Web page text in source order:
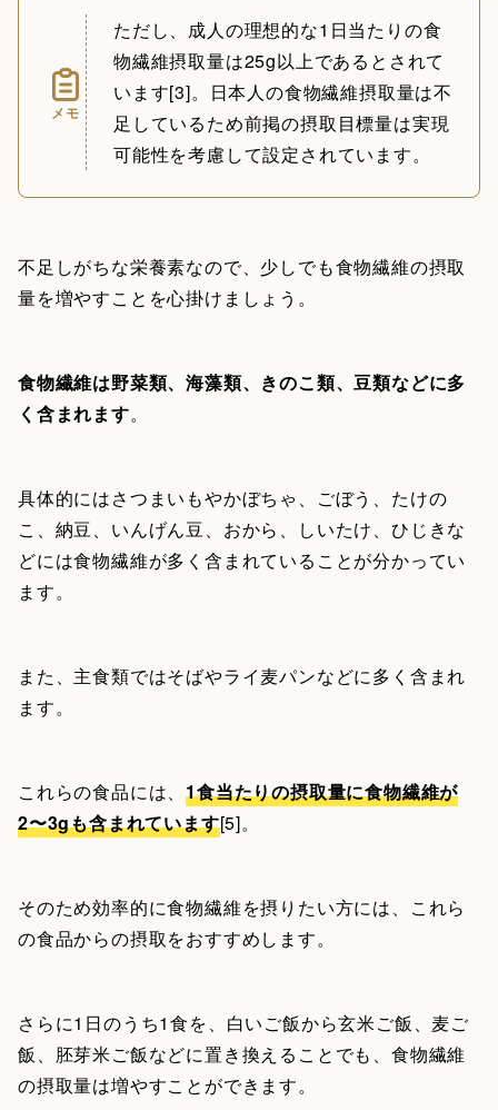
メモ
ただし、成人の理想的な1日当たりの食
物繊維摂取量は25g以上であるとされて
います[3]。日本人の食物繊維摂取量は不
足しているため前掲の摂取目標量は実現
可能性を考慮して設定されています。
不足しがちな栄養素なので、少しでも食物繊維の摂取
量を増やすことを心掛けましょう。
食物繊維は野菜類、海藻類、きのこ類、豆類などに多
く含まれます。
具体的にはさつまいもやかぼちゃ、ごぼう、たけの
こ、納豆、いんげん豆、おから、しいたけ、ひじきな
どには食物繊維が多く含まれていることが分かってい
ます。
また、主食類ではそばやライ麦パンなどに多く含まれ
ます。
これらの食品には、1食当たりの摂取量に食物繊維が
2〜3gも含まれています[5]。
そのため効率的に食物繊維を摂りたい方には、これら
の食品からの摂取をおすすめします。
さらに1日のうち1食を、白いご飯から玄米ご飯、麦ご
飯、胚芽米ご飯などに置き換えることでも、食物繊維
の摂取量は増やすことができます。